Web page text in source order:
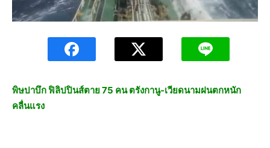
พิษปาบึก ฟิลิปปินส์ตาย 75 คน ตรังกานู-เวียดนามฝนตกหนัก
คลื่นแรง